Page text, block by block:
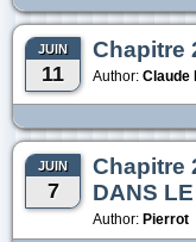
JUIN
11
Chapitre
Author: Claude
JUIN
7
Chapitre
DANS
Author: Pierrot